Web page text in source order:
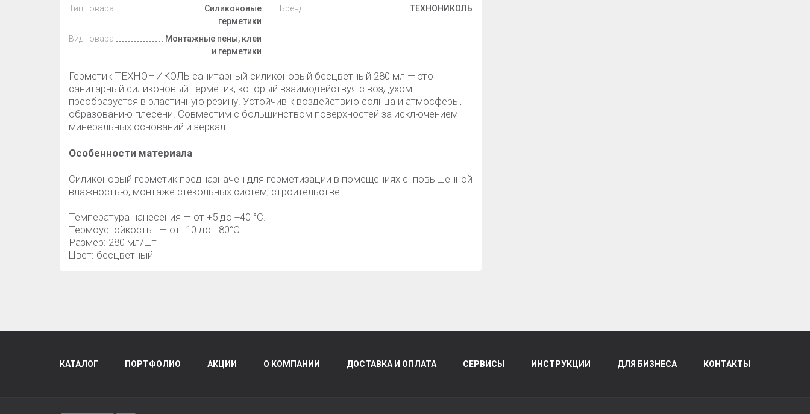
Тип товара
Силиконовые
герметики
Вид товара
Монтажные пены, клеи
и герметики
Бренд ТЕХНОНИКОЛЬ
Герметик ТЕХНОНИКОЛЬ санитарный силиконовый бесцветный 280 мл — это
санитарный силиконовый герметик, который взаимодействуя с воздухом
преобразуется в эластичную резину. Устойчив к воздействию солнца и атмосферы,
образованию плесени. Совместим с большинством поверхностей за исключением
минеральных оснований и зеркал.
Особенности материала
Силиконовый герметик предназначен для герметизации в помещениях с повышенной
влажностью, монтаже стекольных систем, строительстве.
Температура нанесения — от +5 до +40 °С.
Термоустойкость: — от -10 до +80°С.
Размер: 280 мл/шт
Цвет: бесцветный
КАТАЛОГ ПОРТФОЛИО АКЦИИ О КОМПАНИИ ДОСТАВКА И ОПЛАТА СЕРВИСЫ ИНСТРУКЦИИ ДЛЯ БИЗНЕСА КОНТАКТЫ